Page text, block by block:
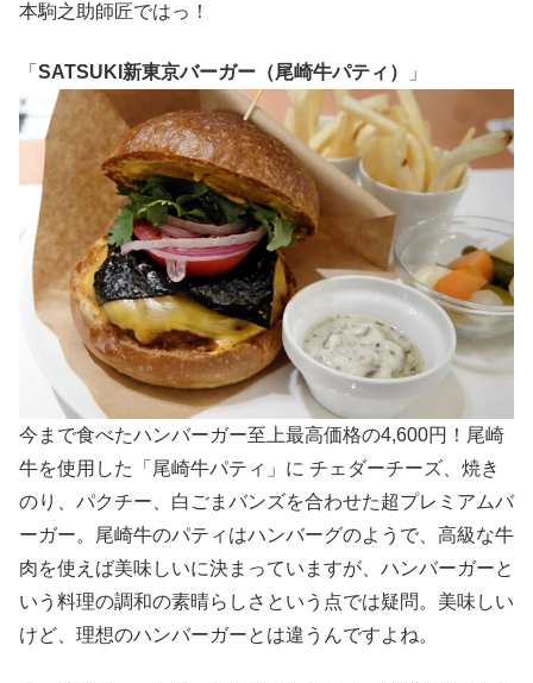
本駒之助師匠ではっ！
「 SATSUKI新東京バーガー（尾崎牛パティ） 」
今まで食べたハンバーガー至上最高価格の4,600円！尾崎
牛を使用した「尾崎牛パティ」に チェダーチーズ、焼き
のり、パクチー、白ごまバンズを合わせた超プレミアムバ
ーガー。尾崎牛のパティはハンバーグのようで、高級な牛
肉を使えば美味しいに決まっていますが、ハンバーガーと
いう料理の調和の素晴らしさという点では疑問。美味しい
けど、理想のハンバーガーとは違うんですよね。